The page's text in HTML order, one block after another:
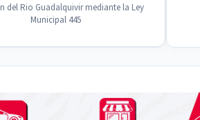
del Rio Guadalquivir mediante la Ley
Municipal 445